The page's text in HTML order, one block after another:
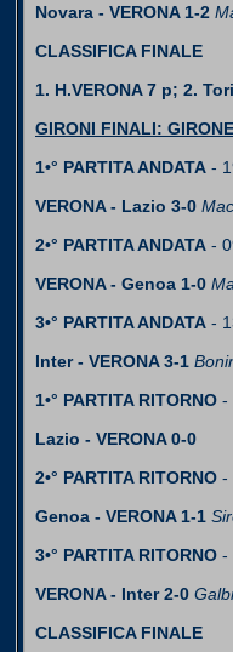
Novara - VERONA 1-2
CLASSIFICA FINALE
1. H.VERONA 7 p; 2.
GIRONI FINALI:
1•° PARTITA ANDATA -
VERONA - Lazio 3-0
2•° PARTITA ANDATA -
VERONA - Genoa 1-0
3•° PARTITA ANDATA -
Inter - VERONA 3-1
1•° PARTITA RITORNO -
Lazio - VERONA 0-0
2•° PARTITA RITORNO -
Genoa - VERONA 1-1
3•° PARTITA RITORNO -
VERONA - Inter 2-0
CLASSIFICA FINALE